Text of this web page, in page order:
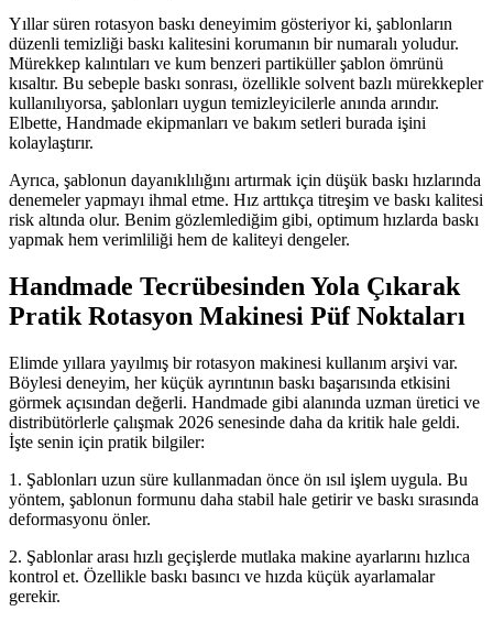
Yıllar süren rotasyon baskı deneyimim gösteriyor ki, şablonların
düzenli temizliği baskı kalitesini korumanın bir numaralı yoludur.
Mürekkep kalıntıları ve kum benzeri partiküller şablon ömrünü
kısaltır. Bu sebeple baskı sonrası, özellikle solvent bazlı mürekkepler
kullanılıyorsa, şablonları uygun temizleyicilerle anında arındır.
Elbette, Handmade ekipmanları ve bakım setleri burada işini
kolaylaştırır.
Ayrıca, şablonun dayanıklılığını artırmak için düşük baskı hızlarında
denemeler yapmayı ihmal etme. Hız arttıkça titreşim ve baskı kalitesi
risk altında olur. Benim gözlemlediğim gibi, optimum hızlarda baskı
yapmak hem verimliliği hem de kaliteyi dengeler.
Handmade Tecrübesinden Yola Çıkarak
Pratik Rotasyon Makinesi Püf Noktaları
Elimde yıllara yayılmış bir rotasyon makinesi kullanım arşivi var.
Böylesi deneyim, her küçük ayrıntının baskı başarısında etkisini
görmek açısından değerli. Handmade gibi alanında uzman üretici ve
distribütörlerle çalışmak 2026 senesinde daha da kritik hale geldi.
İşte senin için pratik bilgiler:
1. Şablonları uzun süre kullanmadan önce ön ısıl işlem uygula. Bu
yöntem, şablonun formunu daha stabil hale getirir ve baskı sırasında
deformasyonu önler.
2. Şablonlar arası hızlı geçişlerde mutlaka makine ayarlarını hızlıca
kontrol et. Özellikle baskı basıncı ve hızda küçük ayarlamalar
gerekir.